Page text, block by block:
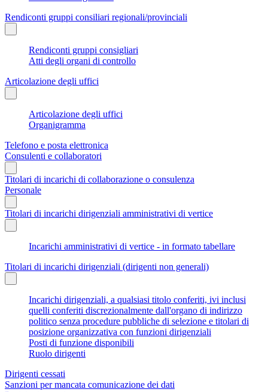
Rendiconti gruppi consiliari regionali/provinciali
Rendiconti gruppi consigliari
Atti degli organi di controllo
Articolazione degli uffici
Articolazione degli uffici
Organigramma
Telefono e posta elettronica
Consulenti e collaboratori
Titolari di incarichi di collaborazione o consulenza
Personale
Titolari di incarichi dirigenziali amministrativi di vertice
Incarichi amministrativi di vertice - in formato tabellare
Titolari di incarichi dirigenziali (dirigenti non generali)
Incarichi dirigenziali, a qualsiasi titolo conferiti, ivi inclusi
quelli conferiti discrezionalmente dall'organo di indirizzo
politico senza procedure pubbliche di selezione e titolari di
posizione organizzativa con funzioni dirigenziali
Posti di funzione disponibili
Ruolo dirigenti
Dirigenti cessati
Sanzioni per mancata comunicazione dei dati